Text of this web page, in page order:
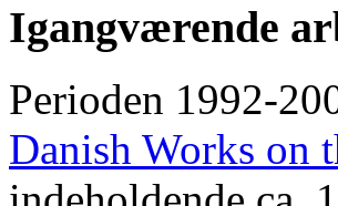
Igangværende
Perioden 1992-
Danish Works on